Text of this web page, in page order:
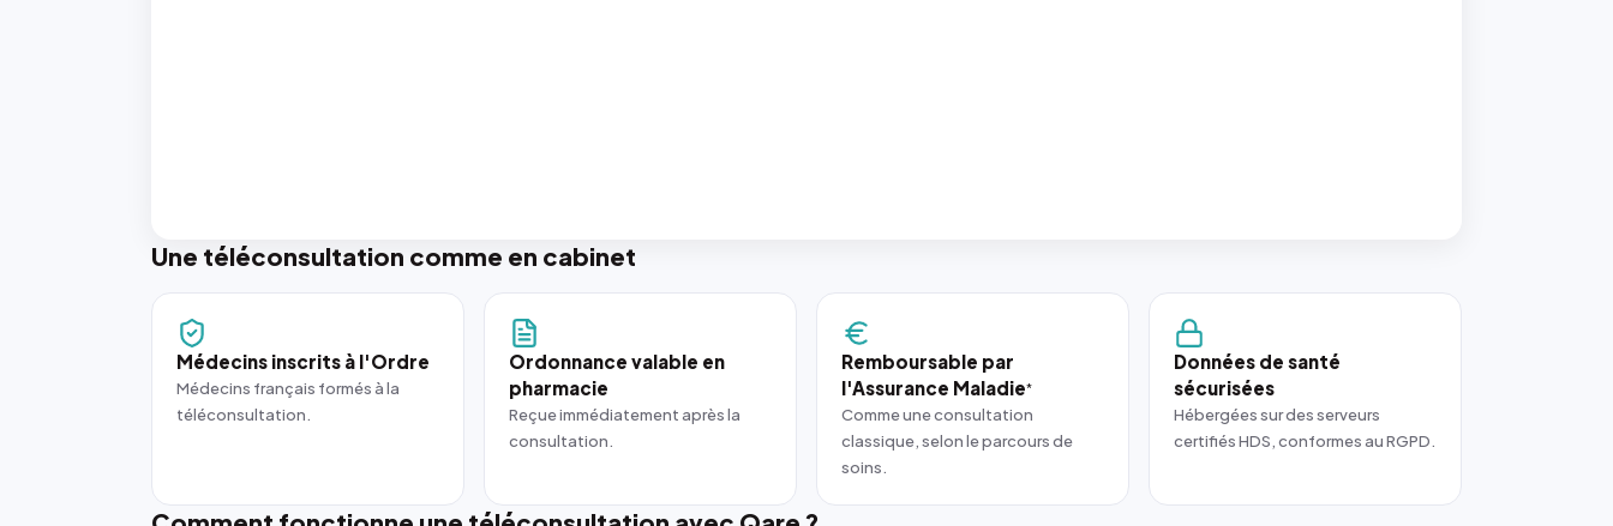
Une téléconsultation comme en cabinet
Médecins inscrits à l'Ordre
Médecins français formés à la
téléconsultation.
Ordonnance valable en
pharmacie
Reçue immédiatement après la
consultation.
Remboursable par
l'Assurance Maladie*
Comme une consultation
classique, selon le parcours de
soins.
Données de santé
sécurisées
Hébergées sur des serveurs
certifiés HDS, conformes au RGPD.